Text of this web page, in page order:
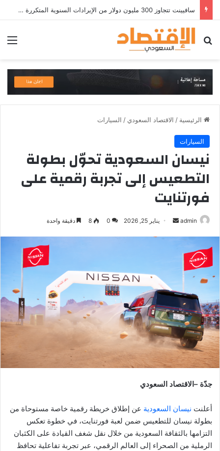
سافيينت تتجاوز 300 مليون دولار من الإيرادات السنوية المتكررة وتطلق منصة Zuma لأمن الهويات المؤسسية المعتمدة على الذكاء الاصطناعي
بحث عن
الرئيسية / الاقتصاد السعودي / السيارات
السيارات
نيسان السعودية تحوّل بطولة
التطعيس إلى تجربة رقمية على
فورتنايت
admin
أرسل يناير 25, 2026 0
8 دقيقة واحدة
جدّة –الاقتصاد السعودي
أعلنت نيسان السعودية عن إطلاق خريطة رقمية خاصة مستوحاة من
بطولة نيسان للتطعيس ضمن لعبة فورتنايت، في خطوة تعكس
التزامها بالثقافة السعودية من خلال نقل شغف القيادة على الكثبان
الرملية من الصحراء إلى العالم الرقمي، عبر تجربة تفاعلية تحافظ